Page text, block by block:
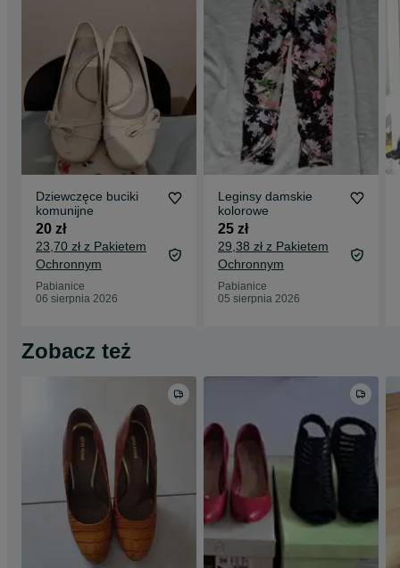
Dziewczęce buciki
komunijne
20 zł
23,70 zł z Pakietem
Ochronnym
Pabianice
06 sierpnia 2026
Leginsy damskie
kolorowe
25 zł
29,38 zł z Pakietem
Ochronnym
Pabianice
05 sierpnia 2026
Zobacz też